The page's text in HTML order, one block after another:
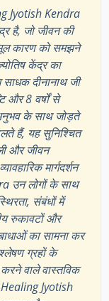
Jyotish Kendra
है, जो जीवन की
कारण को समझने
केंद्र का
दीनानाथ जी
और 8 वर्षों से
के साथ जोड़ते
हैं, यह सुनिश्चित
और जीवन
मार्गदर्शन
उन लोगों के साथ
संबंधों में
रुकावटों और
का सामना कर
ग्रहों के
करने वाले वास्तविक
Healing Jyotish